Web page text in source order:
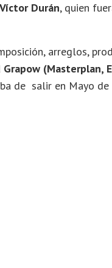
Víctor Durán, quien
arreglos,
Grapow (Masterplan,
de salir en Mayo